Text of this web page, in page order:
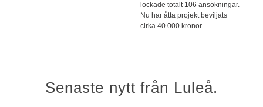
lockade totalt 106 ansökningar.
Nu har åtta projekt beviljats
cirka 40 000 kronor ...
Senaste nytt från Luleå.